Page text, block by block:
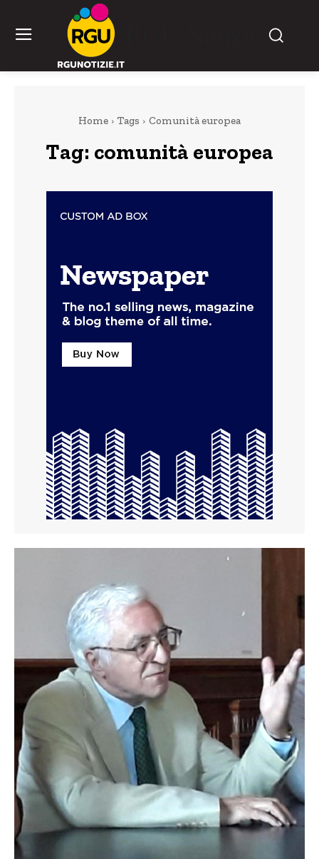
Home Tags Comunità europea
Tag: comunità europea